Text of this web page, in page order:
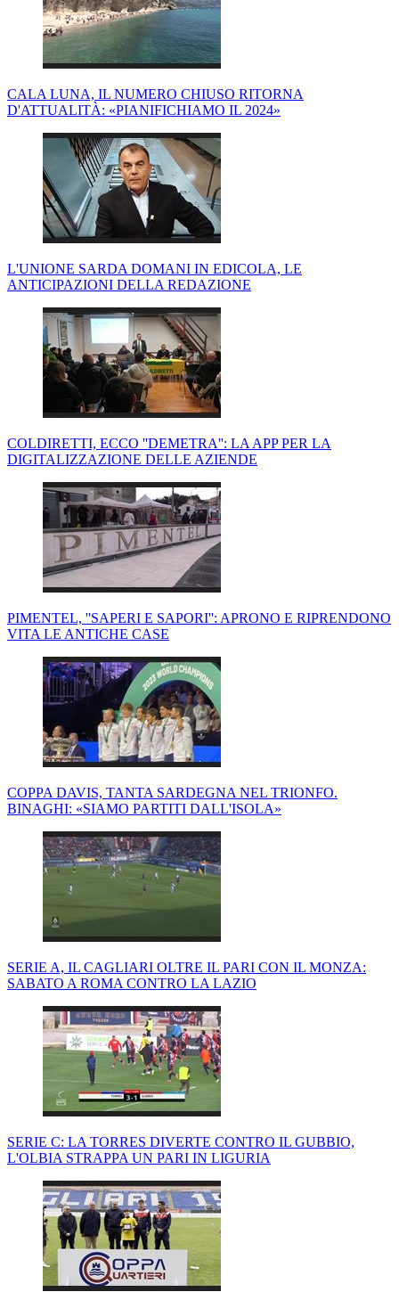
CALA LUNA, IL NUMERO CHIUSO RITORNA
D'ATTUALITÀ: «PIANIFICHIAMO IL 2024»
L'UNIONE SARDA DOMANI IN EDICOLA, LE
ANTICIPAZIONI DELLA REDAZIONE
COLDIRETTI, ECCO ''DEMETRA'': LA APP PER LA
DIGITALIZZAZIONE DELLE AZIENDE
PIMENTEL, ''SAPERI E SAPORI'': APRONO E RIPRENDONO
VITA LE ANTICHE CASE
COPPA DAVIS, TANTA SARDEGNA NEL TRIONFO.
BINAGHI: «SIAMO PARTITI DALL'ISOLA»
SERIE A, IL CAGLIARI OLTRE IL PARI CON IL MONZA:
SABATO A ROMA CONTRO LA LAZIO
SERIE C: LA TORRES DIVERTE CONTRO IL GUBBIO,
L'OLBIA STRAPPA UN PARI IN LIGURIA